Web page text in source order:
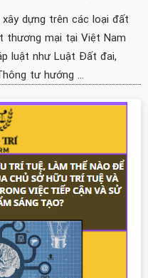
xây dựng trên các loại đất
thương mại tại Việt Nam
luật như Luật Đất đai,
tư hướng ...